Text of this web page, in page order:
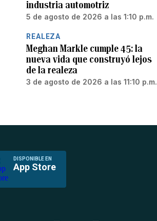
industria automotriz
5 de agosto de 2026 a las 1:10 p.m.
REALEZA
Meghan Markle cumple 45: la
nueva vida que construyó lejos
de la realeza
3 de agosto de 2026 a las 11:10 p.m.
DISPONIBLE EN
App Store